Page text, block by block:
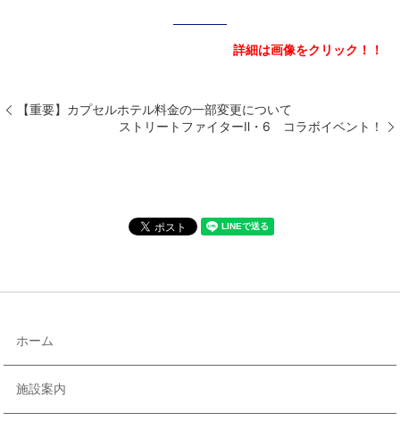
詳細は画像をクリック！！
【重要】カプセルホテル料金の一部変更について
ストリートファイターⅡ・6 コラボイベント！
ホーム
施設案内